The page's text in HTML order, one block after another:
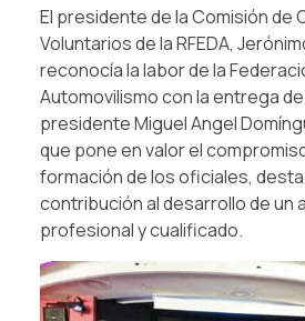
El presidente de la Comisión de
Voluntarios de la RFEDA,
reconocía la labor de la
Automovilismo con la entrega
presidente Miguel Angel
que pone en valor el
formación de los oficiales,
contribución al desarrollo de un
profesional y cualificado.